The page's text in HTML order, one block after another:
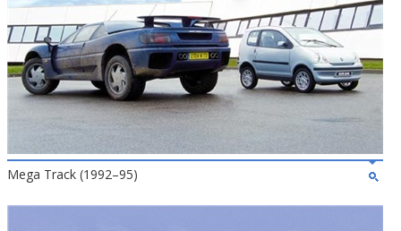
Mega Track (1992–95)